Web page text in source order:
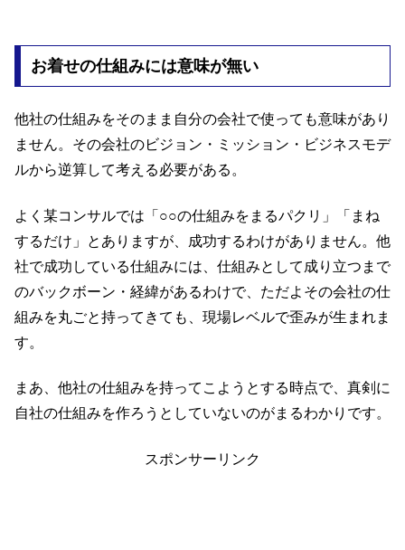
お着せの仕組みには意味が無い
他社の仕組みをそのまま自分の会社で使っても意味があり
ません。その会社のビジョン・ミッション・ビジネスモデ
ルから逆算して考える必要がある。
よく某コンサルでは「○○の仕組みをまるパクリ」「まね
するだけ」とありますが、成功するわけがありません。他
社で成功している仕組みには、仕組みとして成り立つまで
のバックボーン・経緯があるわけで、ただよその会社の仕
組みを丸ごと持ってきても、現場レベルで歪みが生まれま
す。
まあ、他社の仕組みを持ってこようとする時点で、真剣に
自社の仕組みを作ろうとしていないのがまるわかりです。
スポンサーリンク